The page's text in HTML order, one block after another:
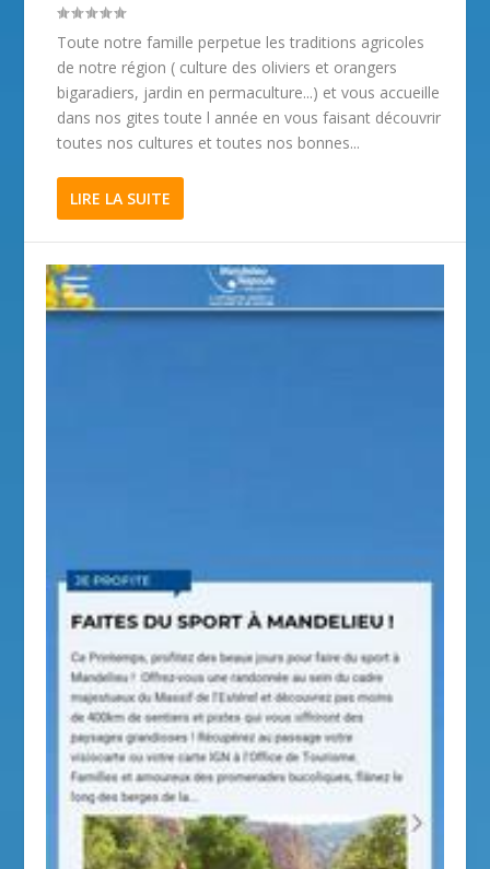
Toute notre famille perpetue les traditions agricoles
de notre région ( culture des oliviers et orangers
bigaradiers, jardin en permaculture...) et vous accueille
dans nos gites toute l année en vous faisant découvrir
toutes nos cultures et toutes nos bonnes...
LIRE LA SUITE